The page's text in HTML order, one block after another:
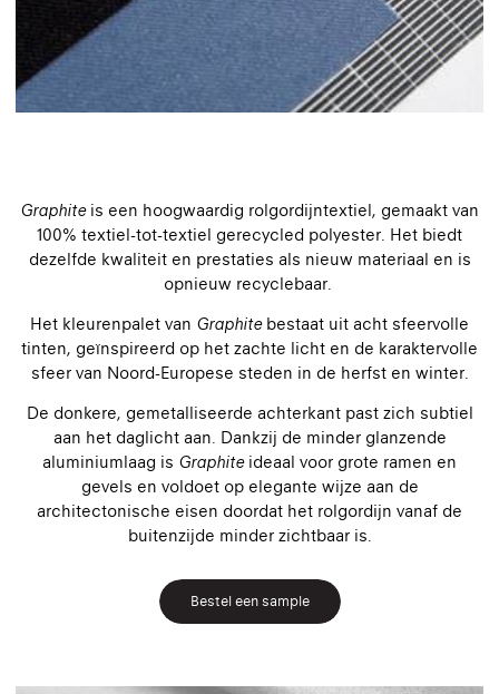
Graphiteis een hoogwaardig rolgordijntextiel, gemaakt van
100% textiel-tot-textiel gerecycled polyester. Het biedt
dezelfde kwaliteit en prestaties als nieuw materiaal en is
opnieuw recyclebaar.
Het kleurenpalet van Graphitebestaat uit acht sfeervolle
tinten, geïnspireerd op het zachte licht en de karaktervolle
sfeer van Noord-Europese steden in de herfst en winter.
De donkere, gemetalliseerde achterkant past zich subtiel
aan het daglicht aan. Dankzij de minder glanzende
aluminiumlaag is Graphiteideaal voor grote ramen en
gevels en voldoet op elegante wijze aan de
architectonische eisen doordat het rolgordijn vanaf de
buitenzijde minder zichtbaar is.
Bestel een sample